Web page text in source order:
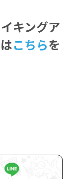
キングア
こちらを